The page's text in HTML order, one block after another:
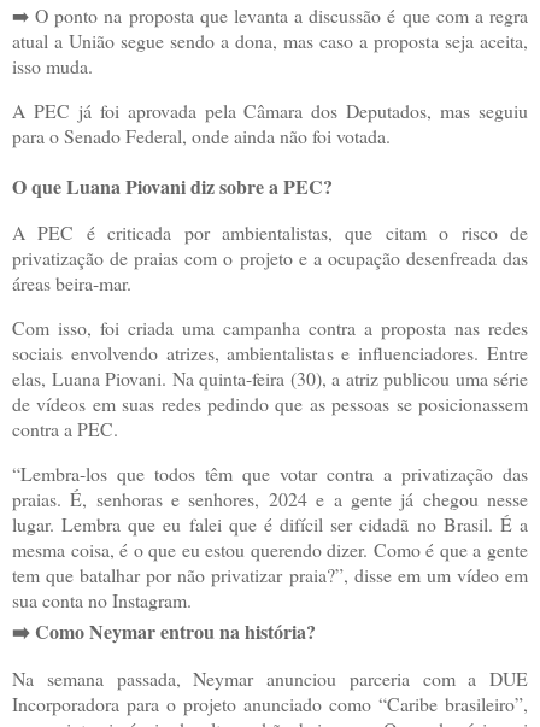
➡️ O ponto na proposta que levanta a discussão é que com a regra
atual a União segue sendo a dona,mas caso a proposta seja aceita,
isso muda.
A PEC já foi aprovada pela Câmara dos Deputados, mas seguiu
para o Senado Federal, onde ainda não foi votada.
O que Luana Piovani diz sobre a PEC?
A PEC é criticada por ambientalistas, que citam o risco de
privatização de praias com o projeto e a ocupação desenfreada das
áreas beira-mar.
Com isso, foi criada uma campanha contra a proposta nas redes
sociais envolvendo atrizes, ambientalistas e influenciadores. Entre
elas, Luana Piovani. Na quinta-feira (30), a atriz publicou uma série
de vídeos em suas redes pedindo que as pessoas se posicionassem
contra a PEC.
“Lembra-los que todos têm que votar contra a privatização das
praias. É, senhoras e senhores, 2024 e a gente já chegou nesse
lugar. Lembra que eu falei que é difícil ser cidadã no Brasil. É a
mesma coisa, é o que eu estou querendo dizer. Como é que a gente
tem que batalhar por não privatizar praia?”, disse em um vídeo em
sua conta no Instagram.
➡️ Como Neymar entrou na história?
Na semana passada, Neymar anunciou parceria com a DUE
Incorporadora para o projeto anunciado como “Caribe brasileiro”,